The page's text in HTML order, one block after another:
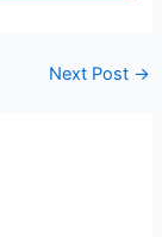
Next Post →